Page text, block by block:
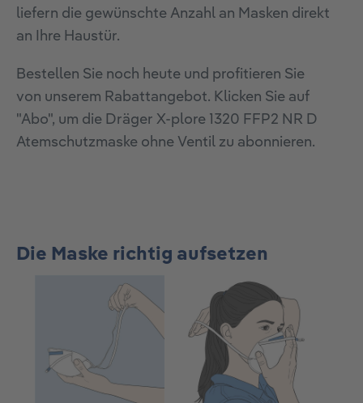
liefern die gewünschte Anzahl an Masken direkt
an Ihre Haustür.
Bestellen Sie noch heute und profitieren Sie
von unserem Rabattangebot. Klicken Sie auf
"Abo", um die Dräger X-plore 1320 FFP2 NR D
Atemschutzmaske ohne Ventil zu abonnieren.
Die Maske richtig aufsetzen